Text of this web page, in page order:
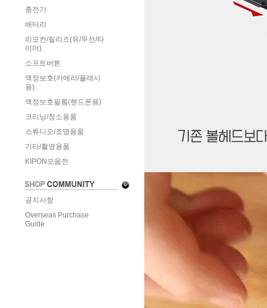
충전기
배터리
리모컨/릴리즈(유/무선/타
이머)
소프트버튼
액정보호(카메라/플래시
용)
액정보호필름(핸드폰용)
크리닝/청소용품
스튜디오/조명용품
기타/촬영용품
KIPON모음전
공지사항
Overseas Purchase
Guide